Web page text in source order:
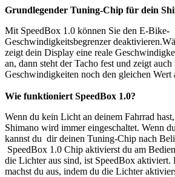
Grundlegender Tuning-Chip für dein
Mit SpeedBox 1.0 können Sie den E-Bike-
Geschwindigkeitsbegrenzer
zeigt dein Display eine reale
an, dann steht der Tacho fest und zeigt auch
Geschwindigkeiten noch den gleichen Wert
Wie funktioniert SpeedBox 1.0?
Wenn du kein Licht an deinem Fahrrad
Shimano wird immer eingeschaltet. Wenn
kannst du dir deinen Tuning-Chip nach
SpeedBox 1.0 Chip aktivierst du am
die Lichter aus sind, ist SpeedBox
machst du aus, indem du die Lichter